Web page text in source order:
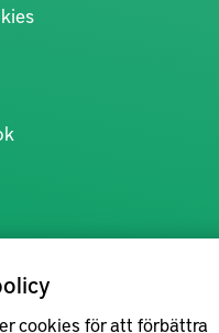
cookies för att förbättra